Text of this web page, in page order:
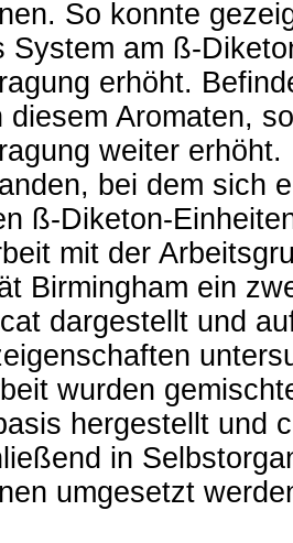
So konnte
System am ß-
erhöht.
diesem Aromaten,
weiter erhöht.
bei dem sich
ß-Diketon-
mit der
Birmingham ein
dargestellt und
wurden
hergestellt und
in
umgesetzt